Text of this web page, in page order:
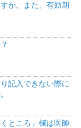
か。また、有効期
記入できない際に
ところ」欄は医師